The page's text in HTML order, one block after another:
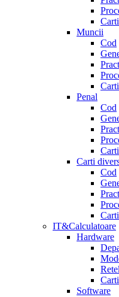
Muncii
Cod
Penal
Cod
Carti
Cod
IT&Calculatoare
Hardware
Software